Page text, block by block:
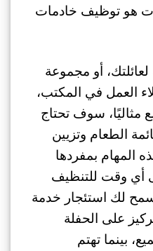
هو توظيف خادمات
أو مجموعة
العمل في المكتب،
مثاليًا، سوف تحتاج
الطعام وتزيين
المهام بمفردها
أي وقت للتنظيف
لك استئجار خدمة
على الحفلة
بينما تهتم